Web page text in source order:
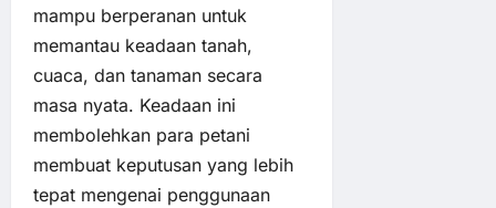
mampu berperanan untuk
memantau keadaan tanah,
cuaca, dan tanaman secara
masa nyata. Keadaan ini
membolehkan para petani
membuat keputusan yang lebih
tepat mengenai penggunaan